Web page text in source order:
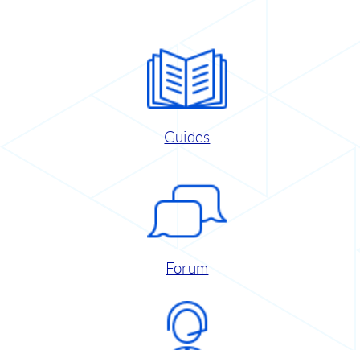
Guides
Forum